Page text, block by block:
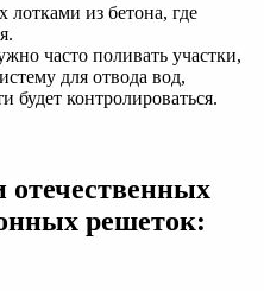
из бетона, где
часто поливать участки,
для отвода вод,
будет контролироваться.
отечественных
решеток: